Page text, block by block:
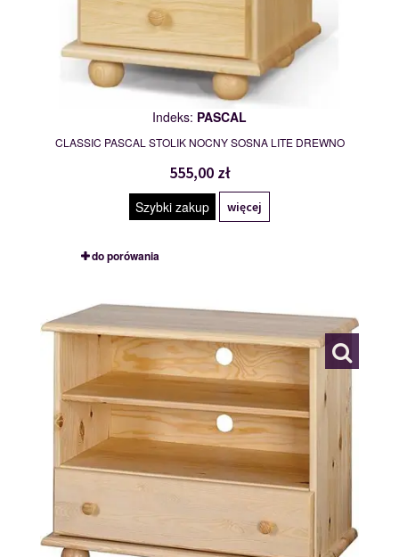
Indeks: PASCAL
CLASSIC PASCAL STOLIK NOCNY SOSNA LITE DREWNO
555,00 zł
Szybki zakup więcej
do porówania
109747